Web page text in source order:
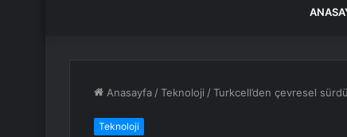
Anasayfa /Teknoloji /Turkcell’den çevresel
Teknoloji